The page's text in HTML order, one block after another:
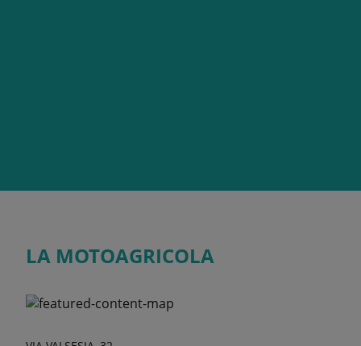
LA MOTOAGRICOLA